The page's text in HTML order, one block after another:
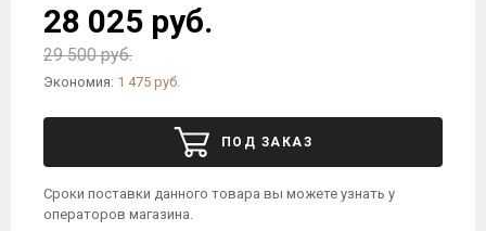
28 025 руб.
29 500 руб.
Экономия: 1 475 руб.
ПОД ЗАКАЗ
Сроки поставки данного товара вы можете узнать у
операторов магазина.